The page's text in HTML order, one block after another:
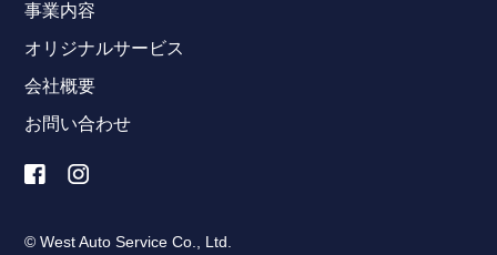
事業内容
オリジナルサービス
会社概要
お問い合わせ
© West Auto Service Co., Ltd.